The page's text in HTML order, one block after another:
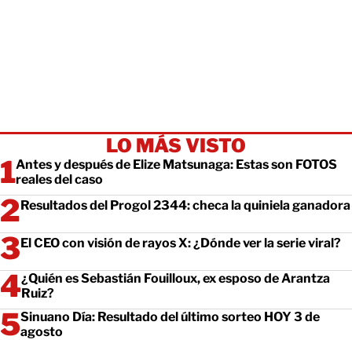
LO MÁS VISTO
Antes y después de Elize Matsunaga: Estas son FOTOS
reales del caso
Resultados del Progol 2344: checa la quiniela ganadora
El CEO con visión de rayos X: ¿Dónde ver la serie viral?
¿Quién es Sebastián Fouilloux, ex esposo de Arantza
Ruiz?
Sinuano Día: Resultado del último sorteo HOY 3 de
agosto